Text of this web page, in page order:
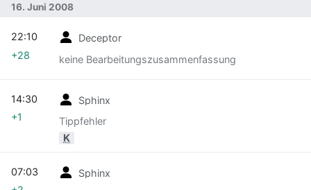
16. Juni 2008
Deceptor
keine Bearbeitungszusammenfassung
22:10
+28
Sphinx
Tippfehler
K
14:30
+1
Sphinx
07:03